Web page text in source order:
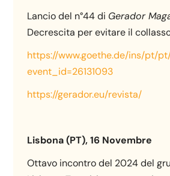
Lancio del n°44 di Gerador
Decrescita per evitare il
https://www.goethe.de/ins/pt/
event_id=26131093
https://gerador.eu/revista/
Lisbona (PT), 16 Novembre
Ottavo incontro del 2024 del